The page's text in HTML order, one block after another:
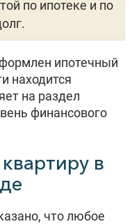
по ипотеке и по
ипотечный
находится
на раздел
финансового
в
что любое